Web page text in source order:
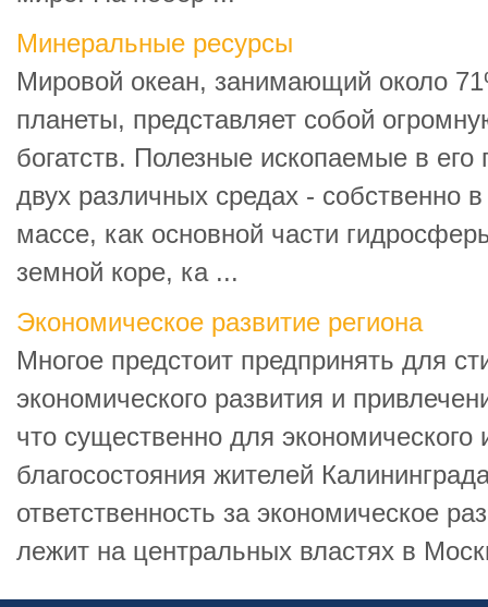
Минеральные ресурсы
Мировой океан, занимающий около
планеты, представляет собой
богатств. Полезные ископаемые в
двух различных средах - собственно
массе, как основной части
земной коре, ка ...
Экономическое развитие региона
Многое предстоит предпринять для
экономического развития и
что существенно для экономического
благосостояния жителей
ответственность за экономическое
лежит на центральных властях в